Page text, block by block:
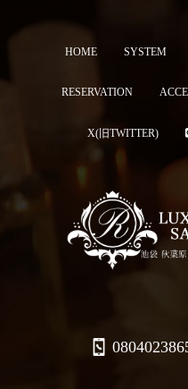
HOME SYSTEM
RESERVATION
X(旧TWITTER)